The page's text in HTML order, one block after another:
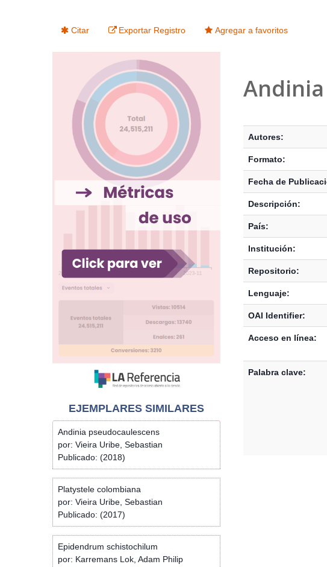
Citar Exportar Registro Agregar a favoritos
Autores:
Formato:
Fecha de
Descripción:
País:
Institución:
Repositorio:
Lenguaje:
OAI Identifier:
Acceso en línea:
Palabra clave:
EJEMPLARES SIMILARES
Andinia pseudocaulescens
por: Vieira Uribe, Sebastian
Publicado: (2018)
Platystele colombiana
por: Vieira Uribe, Sebastian
Publicado: (2017)
Epidendrum schistochilum
por: Karremans Lok, Adam Philip